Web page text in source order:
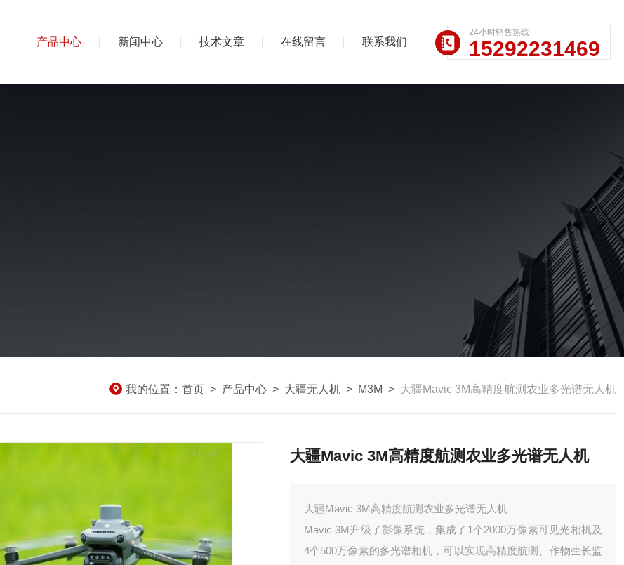
产品中心 新闻中心 技术文章 在线留言 联系我们
24小时销售热线
15292231469
我的位置： 首页 > 产品中心 > 大疆无人机 > M3M > 大疆Mavic 3M高精度航测农业多光谱无人机
大疆Mavic 3M高精度航测农业多光谱无人机
大疆Mavic 3M高精度航测农业多光谱无人机
Mavic 3M升级了影像系统，集成了1个2000万像素可见光相机及
4个500万像素的多光谱相机，可以实现高精度航测、作物生长监